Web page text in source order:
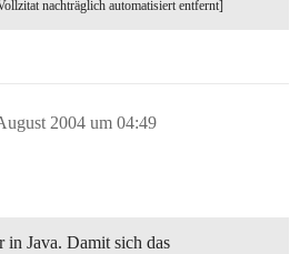
nachträglich automatisiert entfernt]
2004 um 04:49
Java. Damit sich das